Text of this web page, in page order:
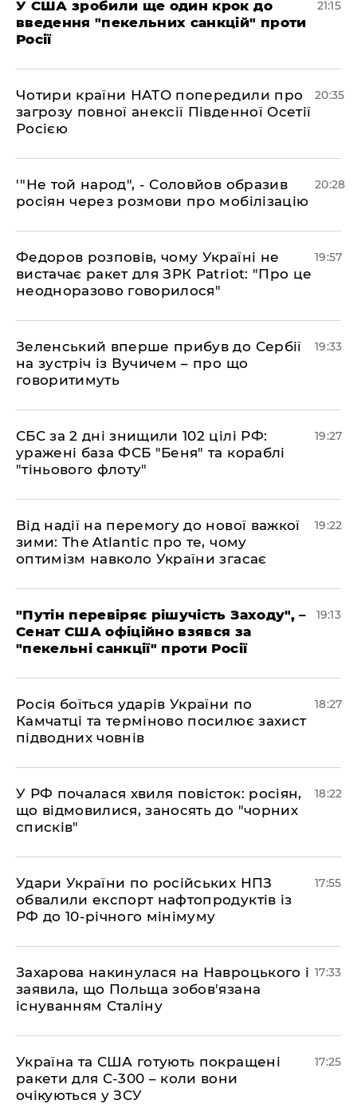
​У США зробили ще один крок до
введення "пекельних санкцій" проти
Росії
21:15
​Чотири країни НАТО попередили про
загрозу повної анексії Південної Осетії
Росією
20:35
​'"Не той народ", - Соловйов образив
росіян через розмови про мобілізацію
20:28
​Федоров розповів, чому Україні не
вистачає ракет для ЗРК Patriot: "Про це
неодноразово говорилося"
19:57
​Зеленський вперше прибув до Сербії
на зустріч із Вучичем – про що
говоритимуть
19:33
​СБС за 2 дні знищили 102 цілі РФ:
уражені база ФСБ "Беня" та кораблі
"тіньового флоту"
19:27
​Від надії на перемогу до нової важкої
зими: The Atlantic про те, чому
оптимізм навколо України згасає
19:22
​"Путін перевіряє рішучість Заходу", –
Сенат США офіційно взявся за
"пекельні санкції" проти Росії
19:13
​Росія боїться ударів України по
Камчатці та терміново посилює захист
підводних човнів
18:27
​У РФ почалася хвиля повісток: росіян,
що відмовилися, заносять до "чорних
списків"
18:22
​Удари України по російських НПЗ
обвалили експорт нафтопродуктів із
РФ до 10-річного мінімуму
17:55
​Захарова накинулася на Навроцького і
заявила, що Польща зобов'язана
існуванням Сталіну
17:33
​Україна та США готують покращені
ракети для С-300 – коли вони
очікуються у ЗСУ
17:25